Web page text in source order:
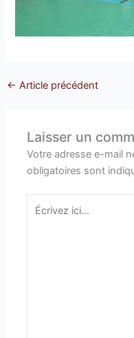
← Article précédent
Laisser un
Votre adresse e-mail
obligatoires sont
ici…